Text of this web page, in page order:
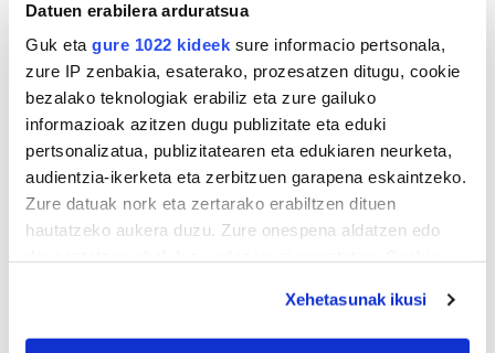
Datuen erabilera arduratsua
Guk eta gure 1022 kideek sure informacio pertsonala,
zure IP zenbakia, esaterako, prozesatzen ditugu, cookie
bezalako teknologiak erabiliz eta zure gailuko
informazioak azitzen dugu publizitate eta eduki
pertsonalizatua, publizitatearen eta edukiaren neurketa,
audientzia-ikerketa eta zerbitzuen garapena eskaintzeko.
Zure datuak nork eta zertarako erabiltzen dituen
hautatzeko aukera duzu. Zure onespena aldatzen edo
If you allow, we would also like to:
Xehetasunak ikusi
Abuztua 2026
AL. AR. AZ. OG. OL. LR.
IG.
27
28 29 30 31 1 2
10 11 12 13 14 15 16
17 18 19 20 21 22 23
24 25 26 27 28 29 30